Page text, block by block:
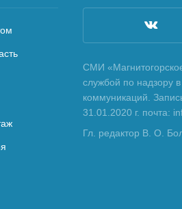
СМИ
службой по надзору
коммуникаций.
31.01.2020 г. почта:
Гл. редактор В. О.